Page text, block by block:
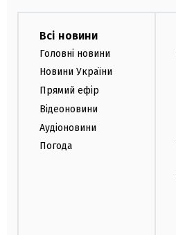
Всі новини
Головні новини
Новини України
Прямий ефір
Відеоновини
Аудіоновини
Погода